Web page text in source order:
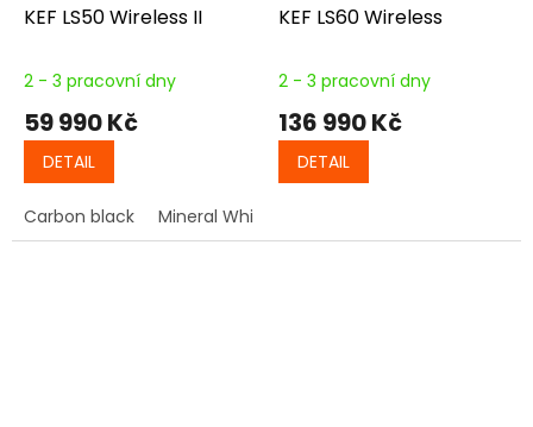
KEF LS50 Wireless II
2 - 3 pracovní dny
59 990 Kč
DETAIL
Carbon black Mineral White
KEF LS60 Wireless
2 - 3 pracovní dny
136 990 Kč
DETAIL